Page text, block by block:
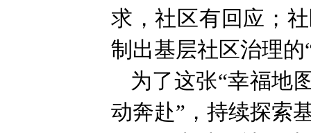
求，社区有回应；
制出基层社区治理的
为了这张“幸福地
动奔赴”，持续探索